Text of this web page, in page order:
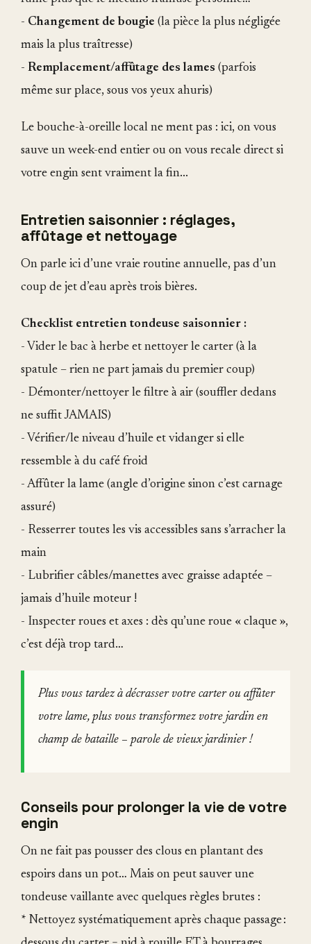
- Changement de bougie (la pièce la plus négligée
mais la plus traîtresse)
- Remplacement/affûtage des lames (parfois
même sur place, sous vos yeux ahuris)
Le bouche-à-oreille local ne ment pas : ici, on vous
sauve un week-end entier ou on vous recale direct si
votre engin sent vraiment la fin...
Entretien saisonnier : réglages,
affûtage et nettoyage
On parle ici d’une vraie routine annuelle, pas d’un
coup de jet d’eau après trois bières.
Checklist entretien tondeuse saisonnier :
- Vider le bac à herbe et nettoyer le carter (à la
spatule – rien ne part jamais du premier coup)
- Démonter/nettoyer le filtre à air (souffler dedans
ne suffit JAMAIS)
- Vérifier/le niveau d’huile et vidanger si elle
ressemble à du café froid
- Affûter la lame (angle d’origine sinon c’est carnage
assuré)
- Resserrer toutes les vis accessibles sans s’arracher la
main
- Lubrifier câbles/manettes avec graisse adaptée –
jamais d’huile moteur !
- Inspecter roues et axes : dès qu’une roue « claque »,
c’est déjà trop tard…
Plus vous tardez à décrasser votre carter ou affûter
votre lame, plus vous transformez votre jardin en
champ de bataille – parole de vieux jardinier !
Conseils pour prolonger la vie de votre
engin
On ne fait pas pousser des clous en plantant des
espoirs dans un pot… Mais on peut sauver une
tondeuse vaillante avec quelques règles brutes :
* Nettoyez systématiquement après chaque passage :